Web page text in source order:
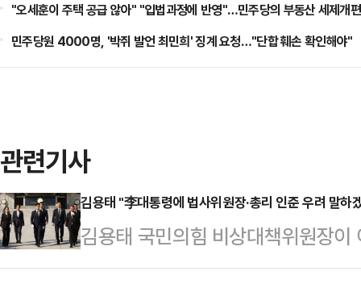
"오세훈이 주택 공급 않아" "입법과정에 반영"…민주당의 부동산 세제개
민주당원 4000명, '박쥐 발언 최민희' 징계 요청…"단합 훼손 확인해야"
관련기사
김용태 "李대통령에 법사위원장·총리 인준 우려 말하
김용태 국민의힘 비상대책위원장
위원장이나 총리 인준은 정치 복원